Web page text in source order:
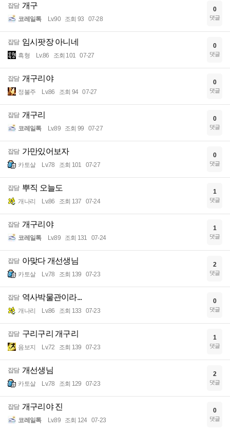
잡담 개구
코레일톡 Lv.90 조회 93 07-28
0
댓글
잡담 임시팟장 아니네
흑형 Lv.86 조회 101 07-27
0
댓글
잡담 개구리야
정불주 Lv.86 조회 94 07-27
0
댓글
잡담 개구리
코레일톡 Lv.89 조회 99 07-27
0
댓글
잡담 가만있어보자
카토살 Lv.78 조회 101 07-27
0
댓글
잡담 뿌직 오늘도
개나리 Lv.86 조회 137 07-24
1
댓글
잡담 개구리야
코레일톡 Lv.89 조회 131 07-24
1
댓글
잡담 아맞다 개선생님
카토살 Lv.78 조회 139 07-23
2
댓글
잡담 역사박물관이라...
개나리 Lv.86 조회 133 07-23
0
댓글
잡담 구리구리 개구리
음보지 Lv.72 조회 139 07-23
1
댓글
잡담 개선생님
카토살 Lv.78 조회 129 07-23
2
댓글
잡담 개구리야 진
코레일톡 Lv.89 조회 124 07-23
0
댓글